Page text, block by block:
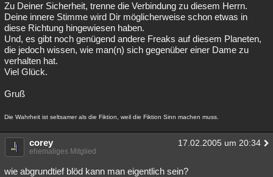
Zu Deiner Sicherheit, trenne die Verbindung zu diesem Herrn.
Deine innere Stimme wird Dir möglicherweise schon etwas in
diese Richtung hingewiesen haben.
Und, es gibt noch genügend andere Freaks auf diesem Planeten,
die jedoch wissen, wie man(n) sich gegenüber einer Dame zu
verhalten hat.
Viel Glück.
Gruß
Die Wahrheit ist seltsamer als die Fiktion, weil die Fiktion Sinn machen muss.
corey 17.02.2005 um 20:34
ehemaliges Mitglied
wie abgrundtief blöd kann man eigentlich sein?